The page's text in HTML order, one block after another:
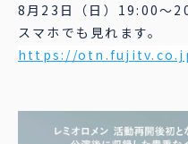
8月23日（日）19:00～
スマホでも見れます。
https://